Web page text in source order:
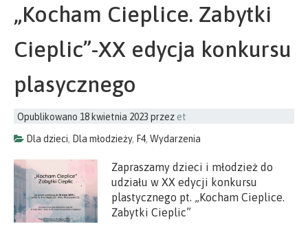
„Kocham Cieplice. Zabytki
Cieplic”-XX edycja konkursu
plasycznego
Opublikowano 18 kwietnia 2023 przez et
Dla dzieci, Dla młodzieży, F4, Wydarzenia
Zapraszamy dzieci i młodzież do
udziału w XX edycji konkursu
plastycznego pt. „Kocham Cieplice.
Zabytki Cieplic”